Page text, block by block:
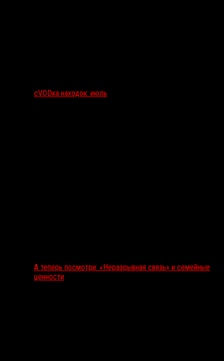
сVODка находок: июль
А теперь посмотри: «Неразрывная связь» и семейные
ценности